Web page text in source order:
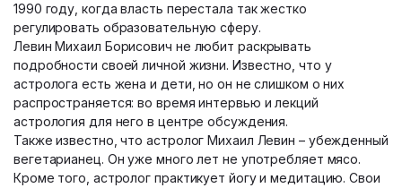
1990 году, когда власть перестала так жестко
регулировать образовательную сферу.
Левин Михаил Борисович не любит раскрывать
подробности своей личной жизни. Известно, что у
астролога есть жена и дети, но он не слишком о них
распространяется: во время интервью и лекций
астрология для него в центре обсуждения.
Также известно, что астролог Михаил Левин – убежденный
вегетарианец. Он уже много лет не употребляет мясо.
Кроме того, астролог практикует йогу и медитацию. Свои